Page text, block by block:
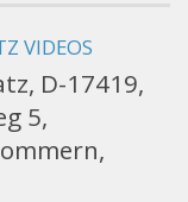
VIDEOS
D-17419,
5,